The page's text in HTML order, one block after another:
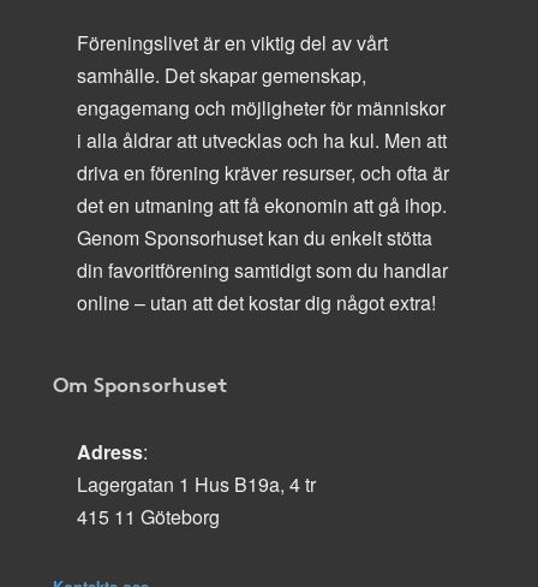
Föreningslivet är en viktig del av vårt
samhälle. Det skapar gemenskap,
engagemang och möjligheter för människor
i alla åldrar att utvecklas och ha kul. Men att
driva en förening kräver resurser, och ofta är
det en utmaning att få ekonomin att gå ihop.
Genom Sponsorhuset kan du enkelt stötta
din favoritförening samtidigt som du handlar
online – utan att det kostar dig något extra!
Om Sponsorhuset
Adress:
Lagergatan 1 Hus B19a, 4 tr
415 11 Göteborg